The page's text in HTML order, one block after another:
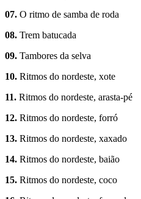
07. O ritmo de samba de roda
08. Trem batucada
09. Tambores da selva
10. Ritmos do nordeste, xote
11. Ritmos do nordeste, arasta-pé
12. Ritmos do nordeste, forró
13. Ritmos do nordeste, xaxado
14. Ritmos do nordeste, baião
15. Ritmos do nordeste, coco